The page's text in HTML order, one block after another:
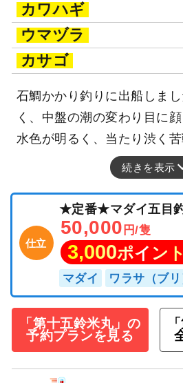
カワハギ
ウマヅラ
カサゴ
石鯛かかり釣りに出船しま
く、中盤の潮の変わり目に
水色が明るく、当たり渋く苦
続きを表示
仕立
★定番★マダイ五目
50,000 円/隻
3,000ポイン
マダイ ワラサ（ブリ
「第十五鈴米丸」の
予約プランを見る